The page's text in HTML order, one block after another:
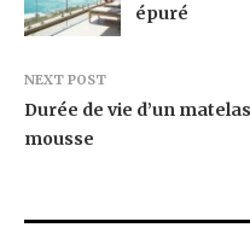
épuré
NEXT POST
Durée de vie d’un
mousse